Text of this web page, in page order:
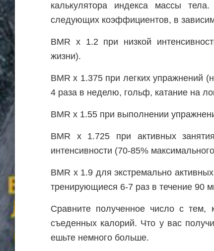
калькулятора индекса массы
следующих коэффициентов, в
BMR x 1.2 при низкой
жизни).
BMR x 1.375 при легких упражнений
4 раза в неделю, гольф, катание на
BMR x 1.55 при выполнении
BMR x 1.725 при активных
интенсивности (70-85%
BMR x 1.9 для экстремально
тренирующиеся 6-7 раз в течение 90
Сравните полученное число с тем,
съеденных калорий. Что у вас
ешьте немного больше.